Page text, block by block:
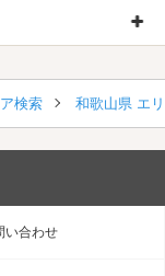
検索 和歌山県 エ
い合わせ